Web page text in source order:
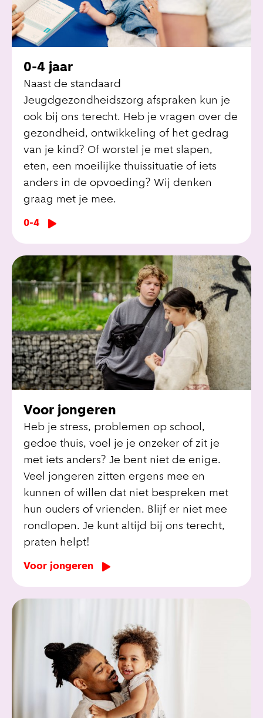
0-4 jaar
Naast de standaard
Jeugdgezondheidszorg afspraken kun je
ook bij ons terecht. Heb je vragen over de
gezondheid, ontwikkeling of het gedrag
van je kind? Of worstel je met slapen,
eten, een moeilijke thuissituatie of iets
anders in de opvoeding? Wij denken
graag met je mee.
0-4
Voor jongeren
Heb je stress, problemen op school,
gedoe thuis, voel je je onzeker of zit je
met iets anders? Je bent niet de enige.
Veel jongeren zitten ergens mee en
kunnen of willen dat niet bespreken met
hun ouders of vrienden. Blijf er niet mee
rondlopen. Je kunt altijd bij ons terecht,
praten helpt!
Voor jongeren